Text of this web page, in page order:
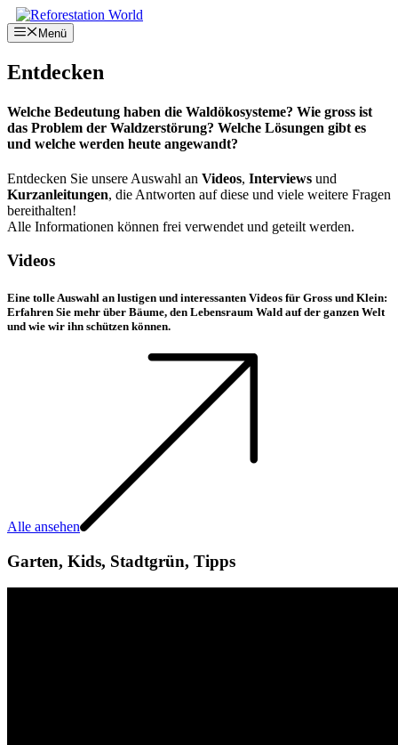
Springe
zum
Inhalt
Menü
Entdecken
Welche Bedeutung haben die Waldökosysteme? Wie gross ist
das Problem der Waldzerstörung? Welche Lösungen gibt es
und welche werden heute angewandt?
Entdecken Sie unsere Auswahl an Videos, Interviews und
Kurzanleitungen, die Antworten auf diese und viele weitere Fragen
bereithalten!
Alle Informationen können frei verwendet und geteilt werden.
Videos
Eine tolle Auswahl an lustigen und interessanten Videos für Gross und Klein:
Erfahren Sie mehr über Bäume, den Lebensraum Wald auf der ganzen Welt
und wie wir ihn schützen können.
Alle ansehen
Garten, Kids, Stadtgrün, Tipps